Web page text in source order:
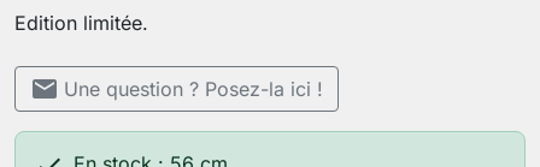
Edition limitée.
mail Une question ? Posez-la ici !